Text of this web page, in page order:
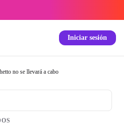
Iniciar sesión
no se llevará a cabo